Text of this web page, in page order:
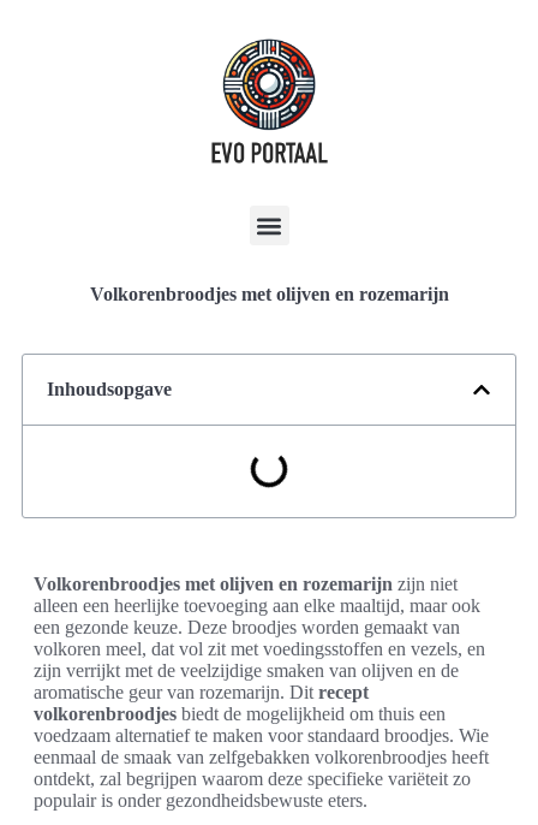
Volkorenbroodjes met olijven en rozemarijn
Inhoudsopgave
Volkorenbroodjes met olijven en rozemarijn zijn niet
alleen een heerlijke toevoeging aan elke maaltijd, maar ook
een gezonde keuze. Deze broodjes worden gemaakt van
volkoren meel, dat vol zit met voedingsstoffen en vezels, en
zijn verrijkt met de veelzijdige smaken van olijven en de
aromatische geur van rozemarijn. Dit recept
volkorenbroodjes biedt de mogelijkheid om thuis een
voedzaam alternatief te maken voor standaard broodjes. Wie
eenmaal de smaak van zelfgebakken volkorenbroodjes heeft
ontdekt, zal begrijpen waarom deze specifieke variëteit zo
populair is onder gezondheidsbewuste eters.